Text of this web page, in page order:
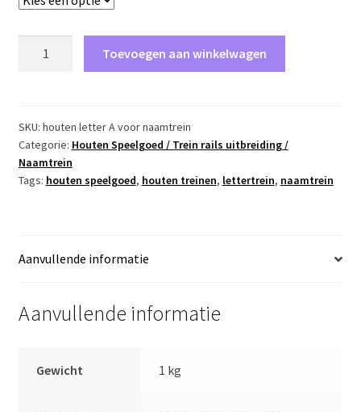
voor
Naamtrein
aantal
Toevoegen aan winkelwagen
SKU: houten letter A voor naamtrein
Categorie: Houten Speelgoed / Trein rails uitbreiding /
Naamtrein
Tags: houten speelgoed, houten treinen, lettertrein, naamtrein
Aanvullende informatie
Aanvullende informatie
Gewicht 1 kg